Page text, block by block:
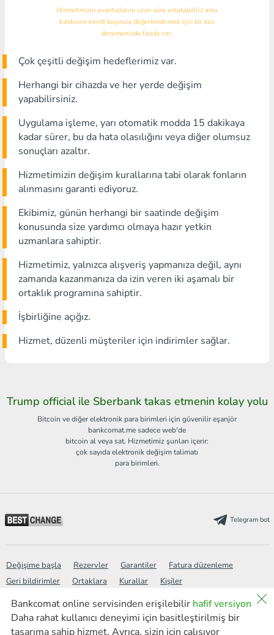
Hizmetimizin avantajlarını uzun süre anlatabiliriz ama
kalitesini kendi başınıza değerlendirmek için bir kez
denemenizde fayda var.
Çok çeşitli değişim hedeflerimiz var.
Herhangi bir cihazda ve her yerde değişim
yapabilirsiniz.
Uygulama işleme, yarı otomatik modda 15 dakikaya
kadar sürer, bu da hata olasılığını veya diğer olumsuz
sonuçları azaltır.
Hizmetimizin değişim kurallarına tabi olarak fonların
alınmasını garanti ediyoruz.
Ekibimiz, günün herhangi bir saatinde değişim
konusunda size yardımcı olmaya hazır yetkin
uzmanlara sahiptir.
Hizmetimiz, yalnızca alışveriş yapmanıza değil, aynı
zamanda kazanmanıza da izin veren iki aşamalı bir
ortaklık programına sahiptir.
İşbirliğine açığız.
Hizmet, düzenli müşteriler için indirimler sağlar.
Trump official ile Sberbank takas etmenin kolay yolu
Bitcoin ve diğer elektronik para birimleri için güvenilir eşanjör
bankcomat.me sadece web'de
bitcoin al veya sat. Hizmetimiz şunları içerir:
çok sayıda elektronik değişim talimatı
para birimleri.
Bankcomat online servisinden erişilebilir hafif versiyon
Daha rahat kullanıcı deneyimi için basitleştirilmiş bir
tasarıma sahip hizmet. Ayrıca, sizin için çalışıyor
Telegram bot
Değişime başla Rezervler Garantiler
Fatura düzenleme
Geri bildirimler
Ortaklara Kurallar Kişiler
Wiki Siyaset SSS Site Haritası
Arama
Haberler
AML Hafif versiyon new